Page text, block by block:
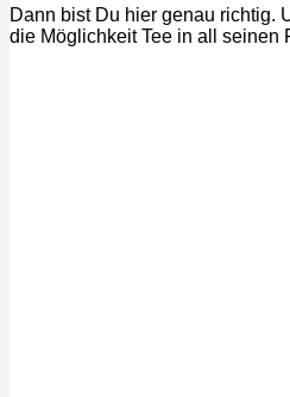
Dann bist Du hier genau richtig.
die Möglichkeit Tee in all seinen